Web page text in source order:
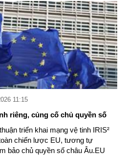
11:15
riêng, củng cố chủ quyền số
triển khai mạng vệ tinh IRIS²
chiến lược EU, tương tự
bảo chủ quyền số châu Âu.EU